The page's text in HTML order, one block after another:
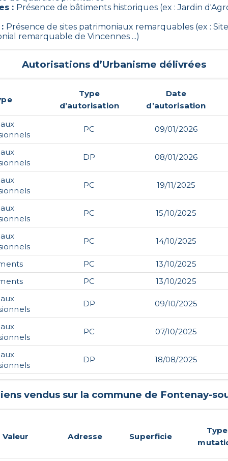
: Présence de bâtiments historiques (ex : Jardin
Présence de sites patrimoniaux remarquables (ex :
remarquable de Vincennes ...)
Autorisations d’Urbanisme délivrées
Type
d’autorisation
Date
d’autorisation
PC 09/01/2026
DP 08/01/2026
PC 19/11/2025
PC 15/10/2025
PC 14/10/2025
PC
13/10/2025
PC
13/10/2025
DP 09/10/2025
PC 07/10/2025
DP 18/08/2025
vendus sur la commune de Fontenay-
Valeur Adresse Superficie
Type